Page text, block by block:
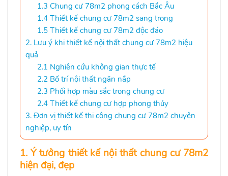
1.3 Chung cư 78m2 phong cách Bắc Âu
1.4 Thiết kế chung cư 78m2 sang trọng
1.5 Thiết kế chung cư 78m2 độc đáo
2. Lưu ý khi thiết kế nội thất chung cư 78m2 hiệu
quả
2.1 Nghiên cứu không gian thực tế
2.2 Bố trí nội thất ngăn nắp
2.3 Phối hợp màu sắc trong chung cư
2.4 Thiết kế chung cư hợp phong thủy
3. Đơn vị thiết kế thi công chung cư 78m2 chuyên
nghiệp, uy tín
1. Ý tưởng thiết kế nội thất chung cư 78m2
hiện đại, đẹp